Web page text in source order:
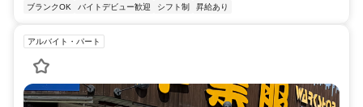
ブランクOK
バイトデビュー歓迎 シフト制 昇給あり
アルバイト・パート